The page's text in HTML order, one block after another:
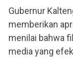
Gubernur
memberikan
menilai bahwa
media yang